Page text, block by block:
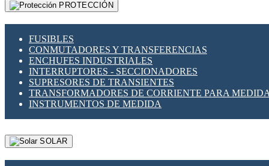
PROTECCIÓN
FUSIBLES
CONMUTADORES Y TRANSFERENCIAS
ENCHUFES INDUSTRIALES
INTERRUPTORES - SECCIONADORES
SUPRESORES DE TRANSIENTES
TRANSFORMADORES DE CORRIENTE PARA
INSTRUMENTOS DE MEDIDA
SOLAR